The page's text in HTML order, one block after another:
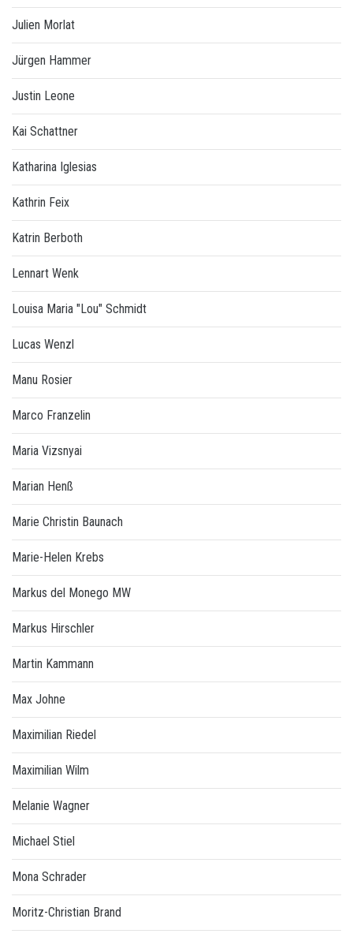
Julien Morlat
Jürgen Hammer
Justin Leone
Kai Schattner
Katharina Iglesias
Kathrin Feix
Katrin Berboth
Lennart Wenk
Louisa Maria "Lou" Schmidt
Lucas Wenzl
Manu Rosier
Marco Franzelin
Maria Vizsnyai
Marian Henß
Marie Christin Baunach
Marie-Helen Krebs
Markus del Monego MW
Markus Hirschler
Martin Kammann
Max Johne
Maximilian Riedel
Maximilian Wilm
Melanie Wagner
Michael Stiel
Mona Schrader
Moritz-Christian Brand